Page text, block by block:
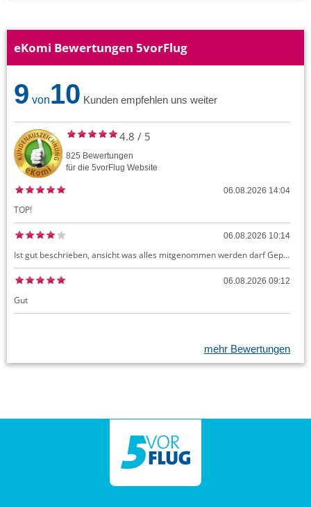
eKomi Bewertungen 5vorFlug
9 von10 Kunden empfehlen uns weiter
4.8 / 5
825 Bewertungen
für die 5vorFlug Website
06.08.2026 14:04
TOP!
06.08.2026 10:14
Ist gut beschrieben, ansicht was alles mitgenommen werden darf Gepäck dürfte auch kostenloses Handgepäck umfassen, ansonsten sehr easy zu machen
06.08.2026 09:12
Gut
mehr Bewertungen